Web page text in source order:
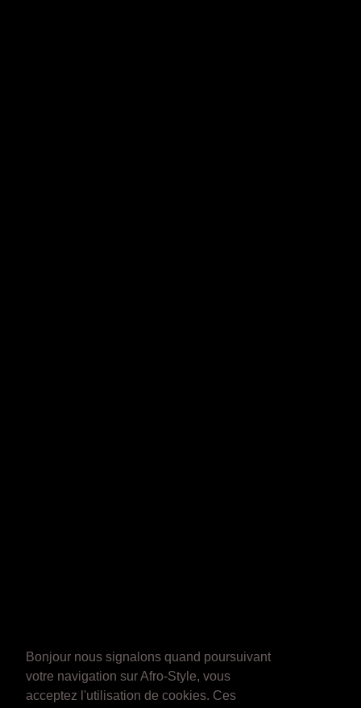
Bonjour nous signalons quand poursuivant
votre navigation sur Afro-Style, vous
acceptez l'utilisation de cookies. Ces